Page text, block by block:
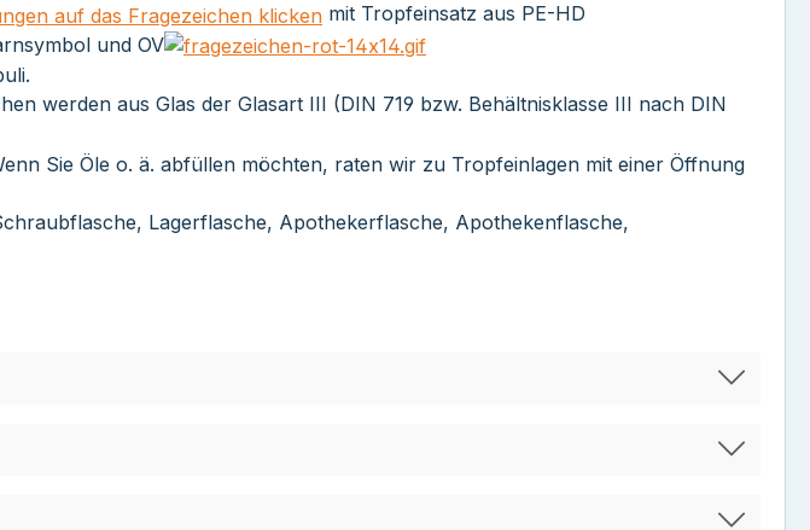
mit Tropfeinsatz aus PE-HD
und OV
werden aus Glas der Glasart III (DIN 719 bzw. Behältnisklasse III nach DIN
Sie Öle o. ä. abfüllen möchten, raten wir zu Tropfeinlagen mit einer Öffnung
Lagerflasche, Apothekerflasche, Apothekenflasche,